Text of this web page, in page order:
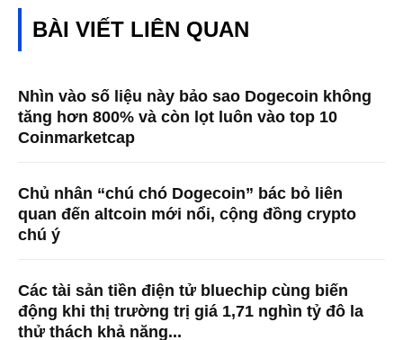
BÀI VIẾT LIÊN QUAN
Nhìn vào số liệu này bảo sao Dogecoin không
tăng hơn 800% và còn lọt luôn vào top 10
Coinmarketcap
Chủ nhân “chú chó Dogecoin” bác bỏ liên
quan đến altcoin mới nổi, cộng đồng crypto
chú ý
Các tài sản tiền điện tử bluechip cùng biến
động khi thị trường trị giá 1,71 nghìn tỷ đô la
thử thách khả năng...